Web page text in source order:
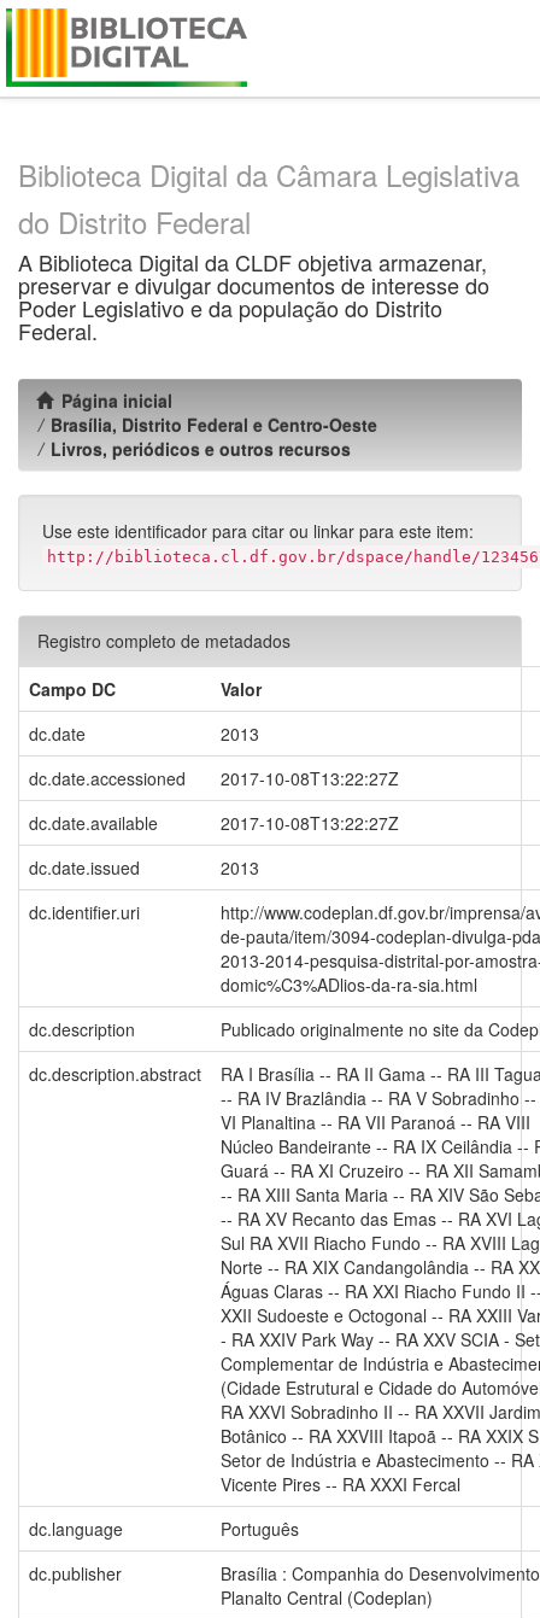
Skip
Biblioteca Digital da Câmara Legislativa
do Distrito Federal
A Biblioteca Digital da CLDF objetiva armazenar,
preservar e divulgar documentos de interesse do
Poder Legislativo e da população do Distrito
Federal.
Página inicial
Brasília, Distrito Federal e Centro-Oeste
Livros, periódicos e outros recursos
Use este identificador para citar ou linkar para este item:
http://biblioteca.cl.df.gov.br/dspace/handle/
Registro completo de metadados
Campo DC
Valor
dc.date
2013
dc.date.accessioned
2017-10-08T13:22:27Z
dc.date.available
2017-10-08T13:22:27Z
dc.date.issued
2013
dc.identifier.uri
http://www.codeplan.df.gov.br/imprensa/
de-pauta/item/3094-codeplan-divulga-
2013-2014-pesquisa-distrital-por-
domic%C3%ADlios-da-ra-sia.html
dc.description
Publicado originalmente no site da
dc.description.abstract
RA I Brasília -- RA II Gama -- RA III
-- RA IV Brazlândia -- RA V Sobradinho --
VI Planaltina -- RA VII Paranoá -- RA VIII
Núcleo Bandeirante -- RA IX Ceilândia --
Guará -- RA XI Cruzeiro -- RA XII
-- RA XIII Santa Maria -- RA XIV São
-- RA XV Recanto das Emas -- RA XVI
Sul RA XVII Riacho Fundo -- RA XVIII
Norte -- RA XIX Candangolândia -- RA XX
Águas Claras -- RA XXI Riacho Fundo II
XXII Sudoeste e Octogonal -- RA XXIII
- RA XXIV Park Way -- RA XXV SCIA -
Complementar de Indústria e
(Cidade Estrutural e Cidade do
RA XXVI Sobradinho II -- RA XXVII Jardim
Botânico -- RA XXVIII Itapoã -- RA XXIX
Setor de Indústria e Abastecimento -- RA
Vicente Pires -- RA XXXI Fercal
dc.language
Português
dc.publisher
Brasília : Companhia do
Planalto Central (Codeplan)